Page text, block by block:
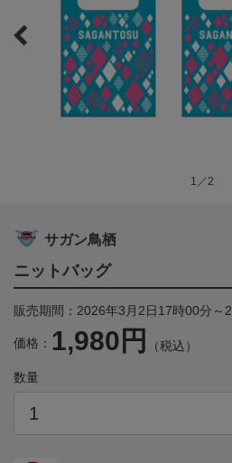
1／2
サガン鳥栖
ニットバッグ
販売期間：2026年3月2日17時00分～
価格： 1,980円 （税込）
数量